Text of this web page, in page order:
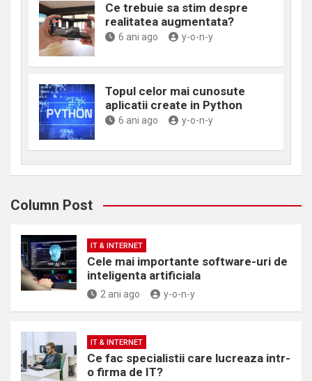
Ce trebuie sa stim despre
realitatea augmentata?
6 ani ago y-o-n-y
Topul celor mai cunosute
aplicatii create in Python
6 ani ago y-o-n-y
Column Post
IT & INTERNET
Cele mai importante software-uri de
inteligenta artificiala
2 ani ago y-o-n-y
IT & INTERNET
Ce fac specialistii care lucreaza intr-
o firma de IT?